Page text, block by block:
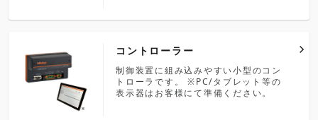
コントローラー
制御装置に組み込みやすい小型のコン
トローラです。 ※PC/タブレット等の
表示器はお客様にて準備ください。